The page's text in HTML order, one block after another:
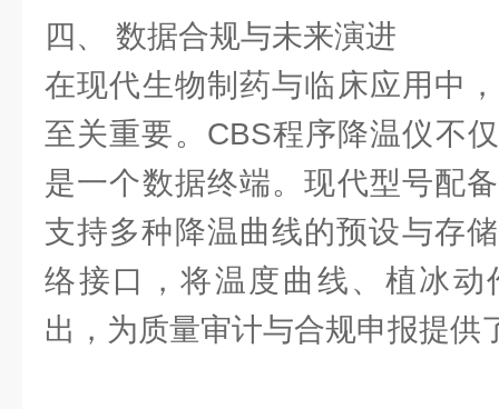
四、 数据合规与未来演进
在现代生物制药与临床应用中
至关重要。CBS程序降温仪不
是一个数据终端。现代型号配
支持多种降温曲线的预设与存
络接口，将温度曲线、植冰动
出，为质量审计与合规申报提供